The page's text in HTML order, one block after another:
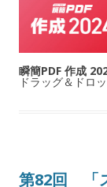
瞬簡PDF 作成
ドラッグ＆ドロ
第82回 「